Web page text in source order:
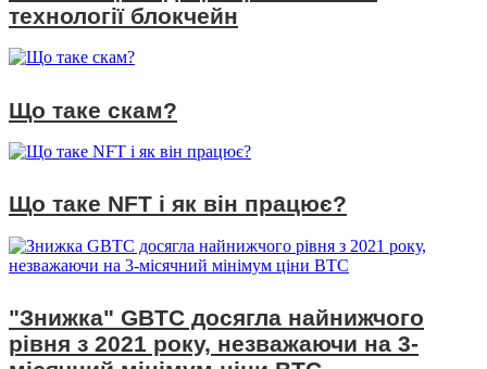
технології блокчейн
Що таке скам?
Що таке NFT і як він працює?
"Знижка" GBTC досягла найнижчого
рівня з 2021 року, незважаючи на 3-